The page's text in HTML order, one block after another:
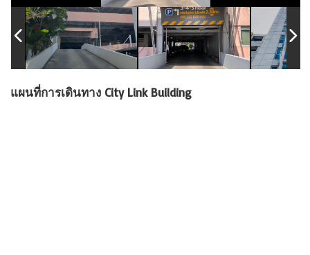
แผนที่การเดินทาง City Link Building